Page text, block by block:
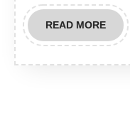
READ MOREREAD
MORE